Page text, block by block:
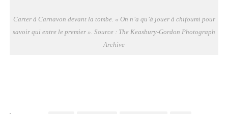
Car­ter à Car­na­von devant la tombe. « On n’a qu’à jouer à chi­fou­mi pour
savoir qui entre le pre­mier ». Source : The Keas­bu­ry-Gor­don Pho­to­graph
Archive